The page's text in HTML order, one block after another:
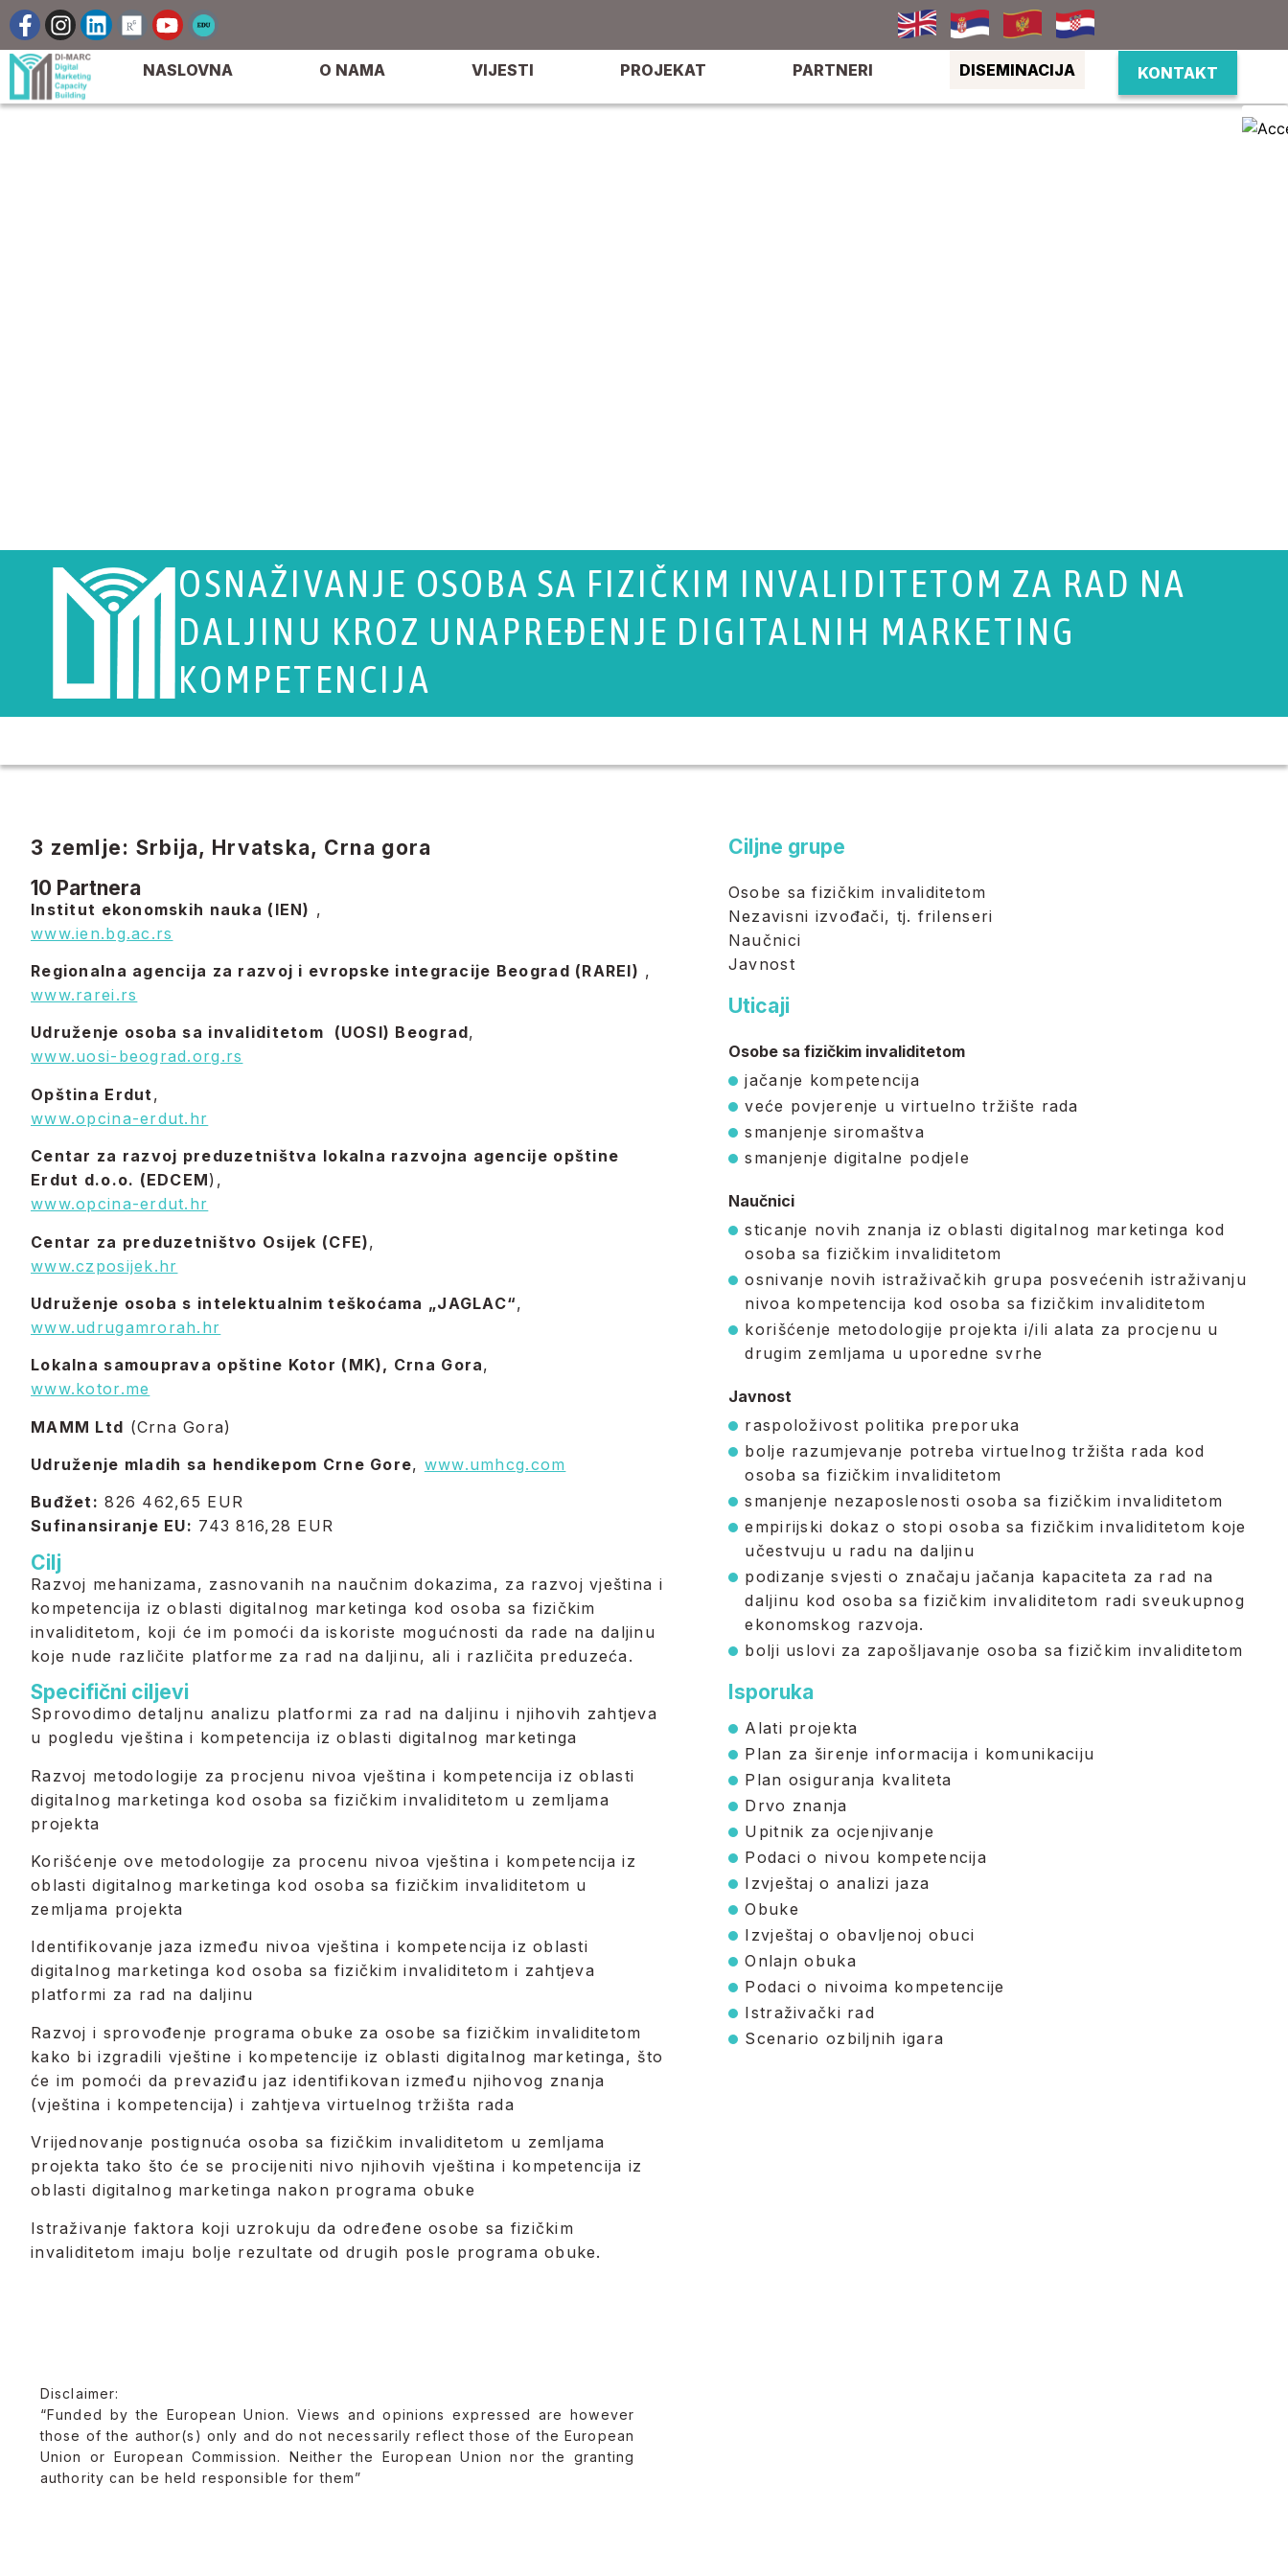
NASLOVNA O NAMA VIJESTI PROJEKAT PARTNERI DISEMINACIJA KONTAKT
OSNAŽIVANJE OSOBA SA FIZIČKIM INVALIDITETOM ZA RAD NA
DALJINU KROZ UNAPREĐENJE DIGITALNIH MARKETING
KOMPETENCIJA
3 zemlje:​ Srbija, Hrvatska, Crna gora
10 Partnera
Institut ekonomskih nauka (IEN) ,
www.ien.bg.ac.rs
Regionalna agencija za razvoj i evropske integracije Beograd (RAREI) ,
www.rarei.rs
Udruženje osoba sa invaliditetom (UOSI) Beograd,
www.uosi-beograd.org.rs
Opština Erdut ,
www.opcina-erdut.hr
Centar za razvoj preduzetništva lokalna razvojna agencije opštine
Erdut d.o.o. (EDCEM),
www.opcina-erdut.hr
Centar za preduzetništvo Osijek (CFE),
www.czposijek.hr
Udruženje osoba s intelektualnim teškoćama „JAGLAC“,
www.udrugamrorah.hr
Lokalna samouprava opštine Kotor (MK), Crna Gora,
www.kotor.me
MAMM Ltd (Crna Gora)
Udruženje mladih sa hendikepom Crne Gore, www.umhcg.com
Buđžet: 826 462,65 EUR
Sufinansiranje EU: 743 816,28 EUR
Cilj
Razvoj mehanizama, zasnovanih na naučnim dokazima, za razvoj vještina i
kompetencija iz oblasti digitalnog marketinga kod osoba sa fizičkim
invaliditetom, koji će im pomoći da iskoriste mogućnosti da rade na daljinu
koje nude različite platforme za rad na daljinu, ali i različita preduzeća.
Specifični ciljevi
Sprovodimo detaljnu analizu platformi za rad na daljinu i njihovih zahtjeva
u pogledu vještina i kompetencija iz oblasti digitalnog marketinga
Razvoj metodologije za procjenu nivoa vještina i kompetencija iz oblasti
digitalnog marketinga kod osoba sa fizičkim invaliditetom u zemljama
projekta
Korišćenje ove metodologije za procenu nivoa vještina i kompetencija iz
oblasti digitalnog marketinga kod osoba sa fizičkim invaliditetom u
zemljama projekta
Identifikovanje jaza između nivoa vještina i kompetencija iz oblasti
digitalnog marketinga kod osoba sa fizičkim invaliditetom i zahtjeva
platformi za rad na daljinu
Razvoj i sprovođenje programa obuke za osobe sa fizičkim invaliditetom
kako bi izgradili vještine i kompetencije iz oblasti digitalnog marketinga, što
će im pomoći da prevaziđu jaz identifikovan između njihovog znanja
(vještina i kompetencija) i zahtjeva virtuelnog tržišta rada
Vrijednovanje postignuća osoba sa fizičkim invaliditetom u zemljama
projekta tako što će se procijeniti nivo njihovih vještina i kompetencija iz
oblasti digitalnog marketinga nakon programa obuke
Istraživanje faktora koji uzrokuju da određene osobe sa fizičkim
invaliditetom imaju bolje rezultate od drugih posle programa obuke.
Ciljne grupe
Osobe sa fizičkim invaliditetom
Nezavisni izvođači, tj. frilenseri
Naučnici
Javnost
Uticaji
Osobe sa fizičkim invaliditetom
jačanje kompetencija
veće povjerenje u virtuelno tržište rada
smanjenje siromaštva
smanjenje digitalne podjele
Naučnici
sticanje novih znanja iz oblasti digitalnog marketinga kod
osoba sa fizičkim invaliditetom
osnivanje novih istraživačkih grupa posvećenih istraživanju
nivoa kompetencija kod osoba sa fizičkim invaliditetom
korišćenje metodologije projekta i/ili alata za procjenu u
drugim zemljama u uporedne svrhe
Javnost
raspoloživost politika preporuka
bolje razumjevanje potreba virtuelnog tržišta rada kod
osoba sa fizičkim invaliditetom
smanjenje nezaposlenosti osoba sa fizičkim invaliditetom
empirijski dokaz o stopi osoba sa fizičkim invaliditetom koje
učestvuju u radu na daljinu
podizanje svjesti o značaju jačanja kapaciteta za rad na
daljinu kod osoba sa fizičkim invaliditetom radi sveukupnog
ekonomskog razvoja.
bolji uslovi za zapošljavanje osoba sa fizičkim invaliditetom
Isporuka
Alati projekta
Plan za širenje informacija i komunikaciju
Plan osiguranja kvaliteta
Drvo znanja
Upitnik za ocjenjivanje
Podaci o nivou kompetencija
Izvještaj o analizi jaza
Obuke
Izvještaj o obavljenoj obuci
Onlajn obuka
Podaci o nivoima kompetencije
Istraživački rad
Scenario ozbiljnih igara
Disclaimer:
“Funded by the European Union. Views and opinions expressed are however
those of the author(s) only and do not necessarily reflect those of the European
Union or European Commission. Neither the European Union nor the granting
authority can be held responsible for them”